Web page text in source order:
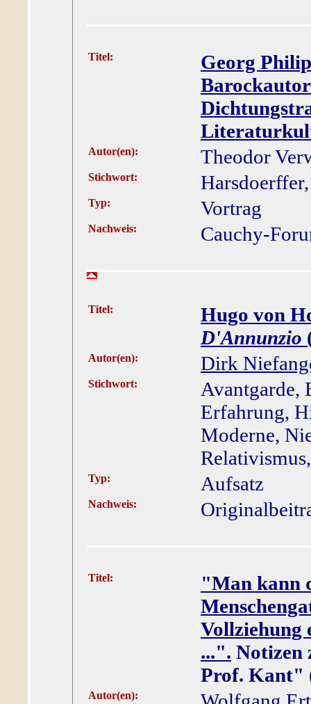
Titel:
Georg
Autor(en): Theodor
Stichwort:
Typ: Vortrag
Nachweis: Cauchy-
Titel:
Hugo von
D'Annunzio
Autor(en): Dirk
Stichwort:
Avantgarde,
Erfahrung,
Moderne,
Typ: Aufsatz
Nachweis:
Titel:
"Man kann
Vollziehung
...". Notizen
Prof. Kant"
Autor(en):